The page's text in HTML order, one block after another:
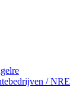
/ NRE